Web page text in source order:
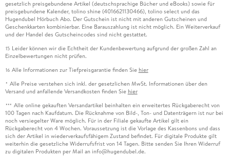
gesetzlich preisgebundene Artikel (deutschsprachige Bücher und eBooks) sowie für
preisgebundene Kalender, tolino shine (4016621130466), tolino select und das
Hugendubel Hörbuch Abo. Der Gutschein ist nicht mit anderen Gutscheinen und
Geschenkkarten kombinierbar. Eine Barauszahlung ist nicht möglich. Ein Weiterverkauf
und der Handel des Gutscheincodes sind nicht gestattet.
15 Leider können wir die Echtheit der Kundenbewertung aufgrund der großen Zahl an
Einzelbewertungen nicht prüfen.
16 Alle Informationen zur Tiefpreisgarantie finden Sie hier
* Alle Preise verstehen sich inkl. der gesetzlichen MwSt. Informationen über den
Versand und anfallende Versandkosten finden Sie hier
*** Alle online gekauften Versandartikel beinhalten ein erweitertes Rückgaberecht von
100 Tagen nach Kaufdatum. Die Rücknahme von Bild-, Ton- und Datenträgern ist nur bei
noch versiegelter Ware möglich. Für in der Filiale gekaufte Artikel gilt ein
Rückgaberecht von 4 Wochen. Voraussetzung ist die Vorlage des Kassenbons und dass
sich der Artikel in wiederverkaufsfähigem Zustand befindet. Für digitale Produkte gilt
weiterhin die gesetzliche Widerrufsfrist von 14 Tagen. Bitte senden Sie Ihren Widerruf
zu digitalen Produkten per Mail an info@hugendubel.de.